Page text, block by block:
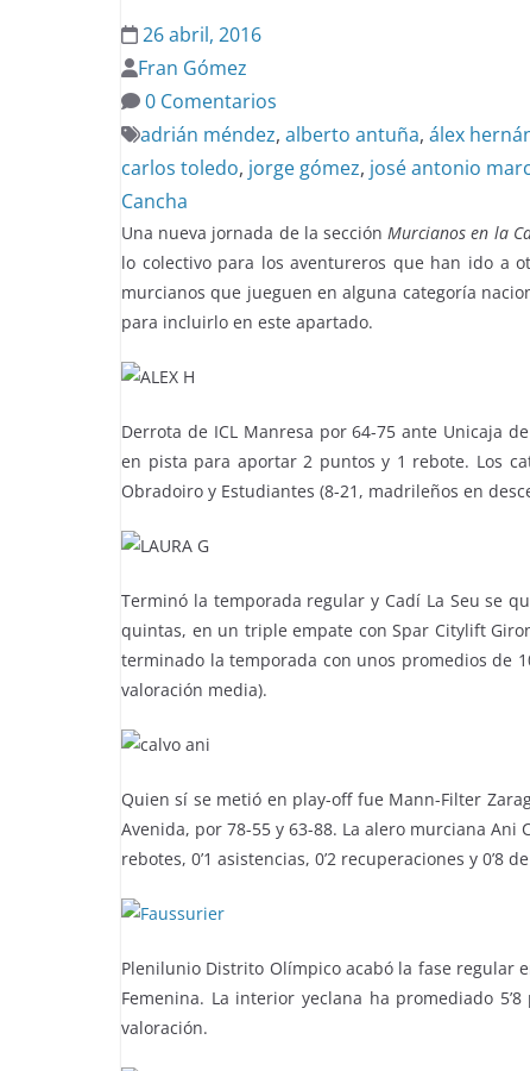
26 abril, 2016
Fran Gómez
0 Comentarios
adrián méndez, alberto antuña, álex
carlos toledo, jorge gómez, josé antonio
Cancha
Una nueva jornada de la secciónMurcianos en la
lo colectivo para los aventureros que han ido a
murcianos que jueguen en alguna categoría
para incluirlo en este apartado.
Derrota de ICL Manresa por 64-75 ante Unicaja
en pista para aportar 2 puntos y 1 rebote. Los
Obradoiro y Estudiantes (8-21, madrileños en
Terminó la temporada regular y Cadí La Seu se
quintas, en un triple empate con Spar Citylift
terminado la temporada con unos promedios de
valoración media).
Quien sí se metió en play-off fue Mann-Filter
Avenida, por 78-55 y 63-88. La alero murciana
rebotes, 0’1 asistencias, 0’2 recuperaciones y 0’8
Plenilunio Distrito Olímpico acabó la fase regular
Femenina. La interior yeclana ha promediado 5’8
valoración.